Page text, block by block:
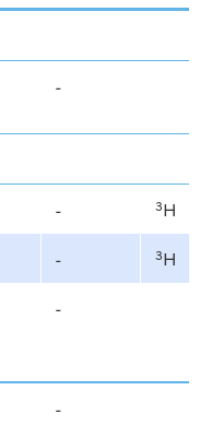
-
- 3H
- 3H
-
-